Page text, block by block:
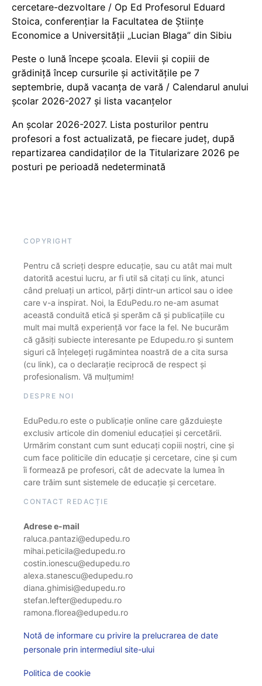
cercetare-dezvoltare / Op Ed Profesorul Eduard
Stoica, conferențiar la Facultatea de Științe
Economice a Universității „Lucian Blaga” din Sibiu
Peste o lună începe școala. Elevii și copiii de
grădiniță încep cursurile și activitățile pe 7
septembrie, după vacanța de vară / Calendarul anului
școlar 2026-2027 și lista vacanțelor
An școlar 2026-2027. Lista posturilor pentru
profesori a fost actualizată, pe fiecare județ, după
repartizarea candidaților de la Titularizare 2026 pe
posturi pe perioadă nedeterminată
COPYRIGHT
Pentru că scrieți despre educație, sau cu atât mai mult
datorită acestui lucru, ar fi util să citați cu link, atunci
când preluați un articol, părți dintr-un articol sau o idee
care v-a inspirat. Noi, la EduPedu.ro ne-am asumat
această conduită etică și sperăm că și publicațiile cu
mult mai multă experiență vor face la fel. Ne bucurăm
că găsiți subiecte interesante pe Edupedu.ro și suntem
siguri că înțelegeți rugămintea noastră de a cita sursa
(cu link), ca o declarație reciprocă de respect și
profesionalism. Vă mulțumim!
DESPRE NOI
EduPedu.ro este o publicație online care găzduiește
exclusiv articole din domeniul educației și cercetării.
Urmărim constant cum sunt educați copiii noștri, cine și
cum face politicile din educație și cercetare, cine și cum
îi formează pe profesori, cât de adecvate la lumea în
care trăim sunt sistemele de educație și cercetare.
CONTACT REDACȚIE
Adrese e-mail
raluca.pantazi@edupedu.ro
mihai.peticila@edupedu.ro
costin.ionescu@edupedu.ro
alexa.stanescu@edupedu.ro
diana.ghimisi@edupedu.ro
stefan.lefter@edupedu.ro
ramona.florea@edupedu.ro
Notă de informare cu privire la prelucrarea de date
personale prin intermediul site-ului
Politica de cookie